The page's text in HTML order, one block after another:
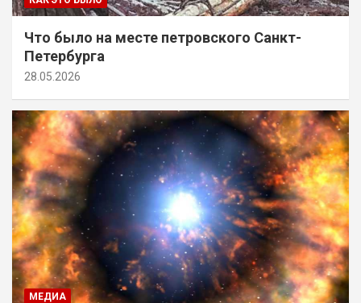
Что было на месте петровского Санкт-
Петербурга
28.05.2026
МЕДИА